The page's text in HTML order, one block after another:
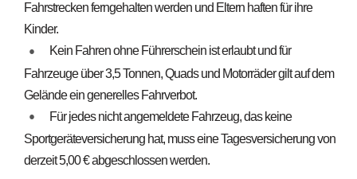
Fahrstrecken ferngehalten werden und Eltern haften für ihre
Kinder.
Kein Fahren ohne Führerschein ist erlaubt und für
Fahrzeuge über 3,5 Tonnen, Quads und Motorräder gilt auf dem
Gelände ein generelles Fahrverbot.
Für jedes nicht angemeldete Fahrzeug, das keine
Sportgeräteversicherung hat, muss eine Tagesversicherung von
derzeit 5,00 € abgeschlossen werden.